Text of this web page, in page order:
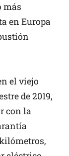
más
en Europa
el viejo
de 2019,
con la